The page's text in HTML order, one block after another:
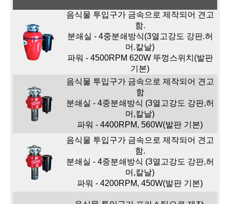
음식물 투입구가 금속으로 제작되어 견고
함.
분쇄실 - 4중분쇄방식(3열고강도 강판.허
머.칼날)
파워 - 4500RPM 620W 뚜껑스위치(발판
기본)
음식물 투입구가 금속으로 제작되어 견고
함
분쇄실 - 4중분쇄방식 (3열고강도 강판,허
머,칼날)
파워 - 4400RPM, 560W(발판 기본)
음식물 투입구가 금속으로 제작되어 견고
함.
분쇄실 - 4중분쇄방식 (3열고강도 강판,허
머,칼날)
파워 - 4200RPM, 450W(발판 기본)